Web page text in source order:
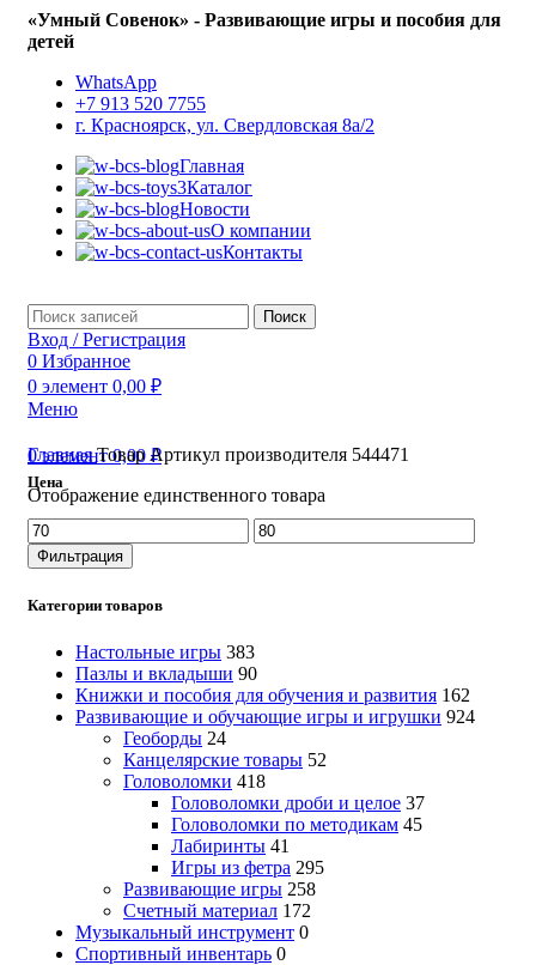
«Умный Совенок» - Развивающие игры и пособия для
детей
WhatsApp
+7 913 520 7755
г. Красноярск, ул. Свердловская 8а/2
Главная
Каталог
Новости
О компании
Контакты
Поиск
Вход / Регистрация
0 Избранное
0 элемент 0,00 ₽
Меню
0элемент 0,00₽
ГлавнаяТовар Артикул производителя 544471
Отображение единственного товара
Цена
Минимальная
цена
Максимальная
цена
Фильтрация
Категории товаров
Настольные игры 383
Пазлы и вкладыши 90
Книжки и пособия для обучения и развития 162
Развивающие и обучающие игры и игрушки 924
Геоборды 24
Канцелярские товары 52
Головоломки 418
Головоломки дроби и целое 37
Головоломки по методикам 45
Лабиринты 41
Игры из фетра 295
Развивающие игры 258
Счетный материал 172
Музыкальный инструмент 0
Спортивный инвентарь 0